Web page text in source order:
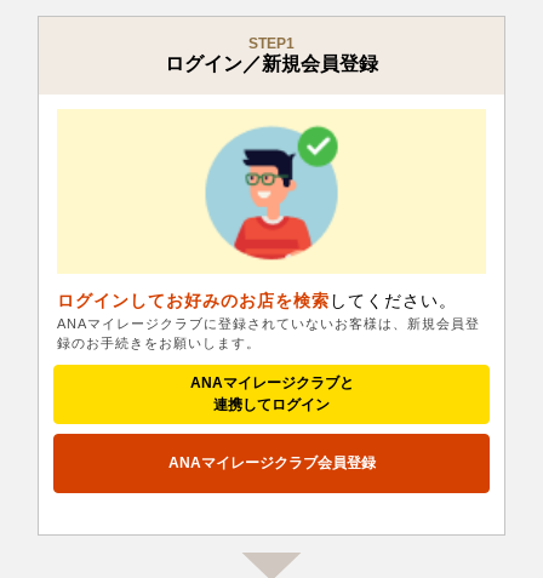
STEP1
ログイン／新規会員登録
ログインしてお好みのお店を検索 してください。
ANAマイレージクラブに登録されていないお客様は、新規会員登
録のお手続きをお願いします。
ANAマイレージクラブと
連携してログイン
ANAマイレージクラブ会員登録